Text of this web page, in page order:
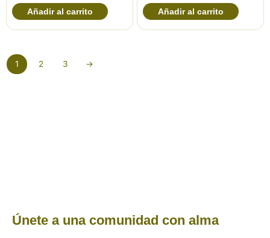
Añadir al carrito Añadir al carrito
1 2 3 →
Únete a una comunidad con alma